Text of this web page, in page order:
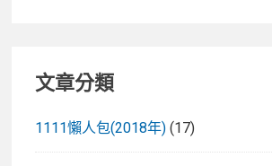
文章分類
1111懶人包(2018年) (17)